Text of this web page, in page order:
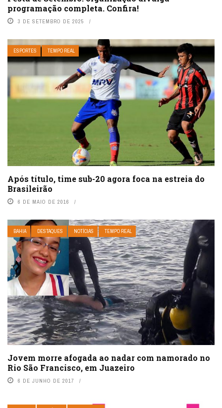
programação completa. Confira!
3 DE SETEMBRO DE 2025
ESPORTES TEMPO REAL
Após título, time sub-20 agora foca na estreia do
Brasileirão
6 DE MAIO DE 2016
BAHIA DESTAQUES NOTÍCIAS TEMPO REAL
Jovem morre afogada ao nadar com namorado no
Rio São Francisco, em Juazeiro
6 DE JUNHO DE 2017